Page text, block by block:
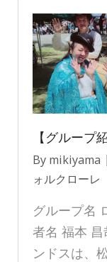
【グループ
By mikiyama
ォルクローレ
グループ名
者名 福本
ンドスは、